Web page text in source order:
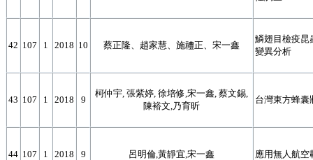
42 107 1 2018 10 蔡正隆、趙家慧、施禮正、宋一鑫
鱗翅目檢疫昆
變異分析
43 107 1 2018 9
柯仲宇, 張紫婷, 徐培修,宋一鑫, 蔡文錫,
陳裕文,乃育昕
台灣東方蜂囊
44 107 1 2018 9 呂明倫,黃靜宜,宋一鑫 應用無人航空